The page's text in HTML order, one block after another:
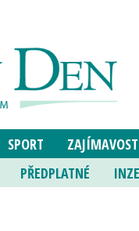
SPORT
PŘEDPLATNÉ